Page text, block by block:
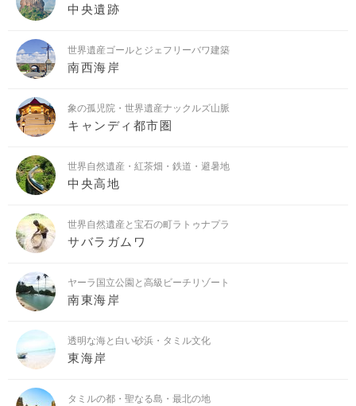
中央遺跡
世界遺産ゴールとジェフリーバワ建築
南西海岸
象の孤児院・世界遺産ナックルズ山脈
キャンディ都市圏
世界自然遺産・紅茶畑・鉄道・避暑地
中央高地
世界自然遺産と宝石の町ラトゥナプラ
サバラガムワ
ヤーラ国立公園と高級ビーチリゾート
南東海岸
透明な海と白い砂浜・タミル文化
東海岸
タミルの都・聖なる島・最北の地